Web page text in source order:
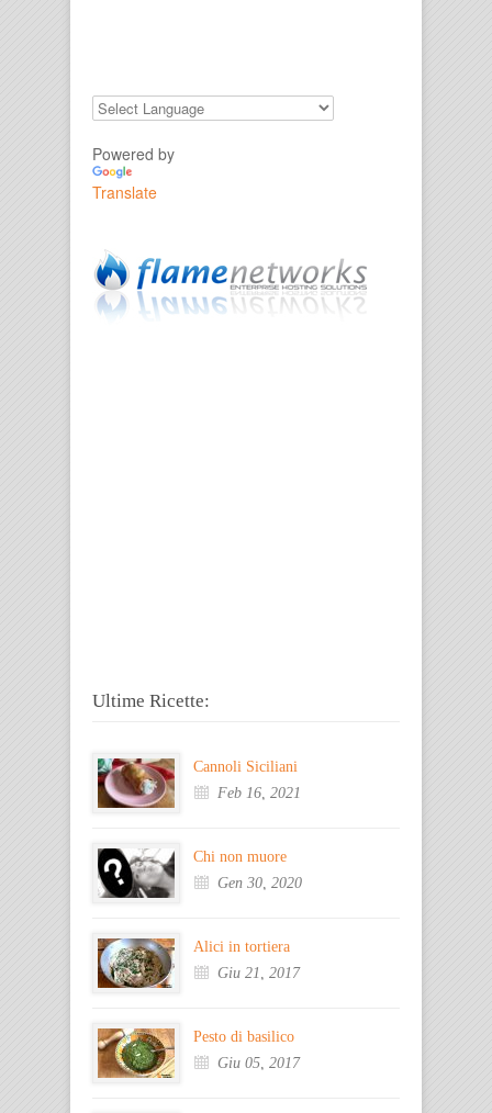
Powered by
Translate
Ultime Ricette:
Cannoli Siciliani
Feb 16, 2021
Chi non muore
Gen 30, 2020
Alici in tortiera
Giu 21, 2017
Pesto di basilico
Giu 05, 2017